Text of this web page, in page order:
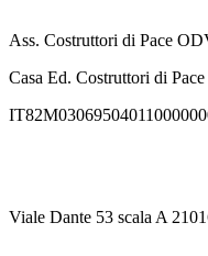
Ass. Costruttori di Pace
Casa Ed. Costruttori di Pace
Viale Dante 53 scala A